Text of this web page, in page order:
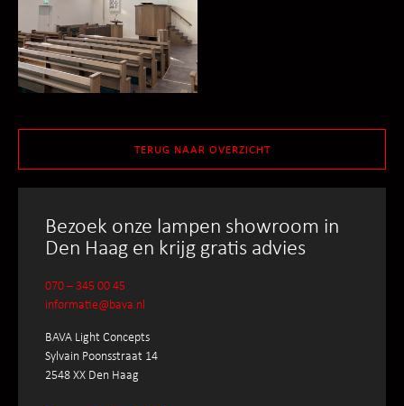
TERUG NAAR OVERZICHT
Bezoek onze lampen showroom in
Den Haag en krijg gratis advies
070 – 345 00 45
informatie@bava.nl
BAVA Light Concepts
Sylvain Poonsstraat 14
2548 XX Den Haag